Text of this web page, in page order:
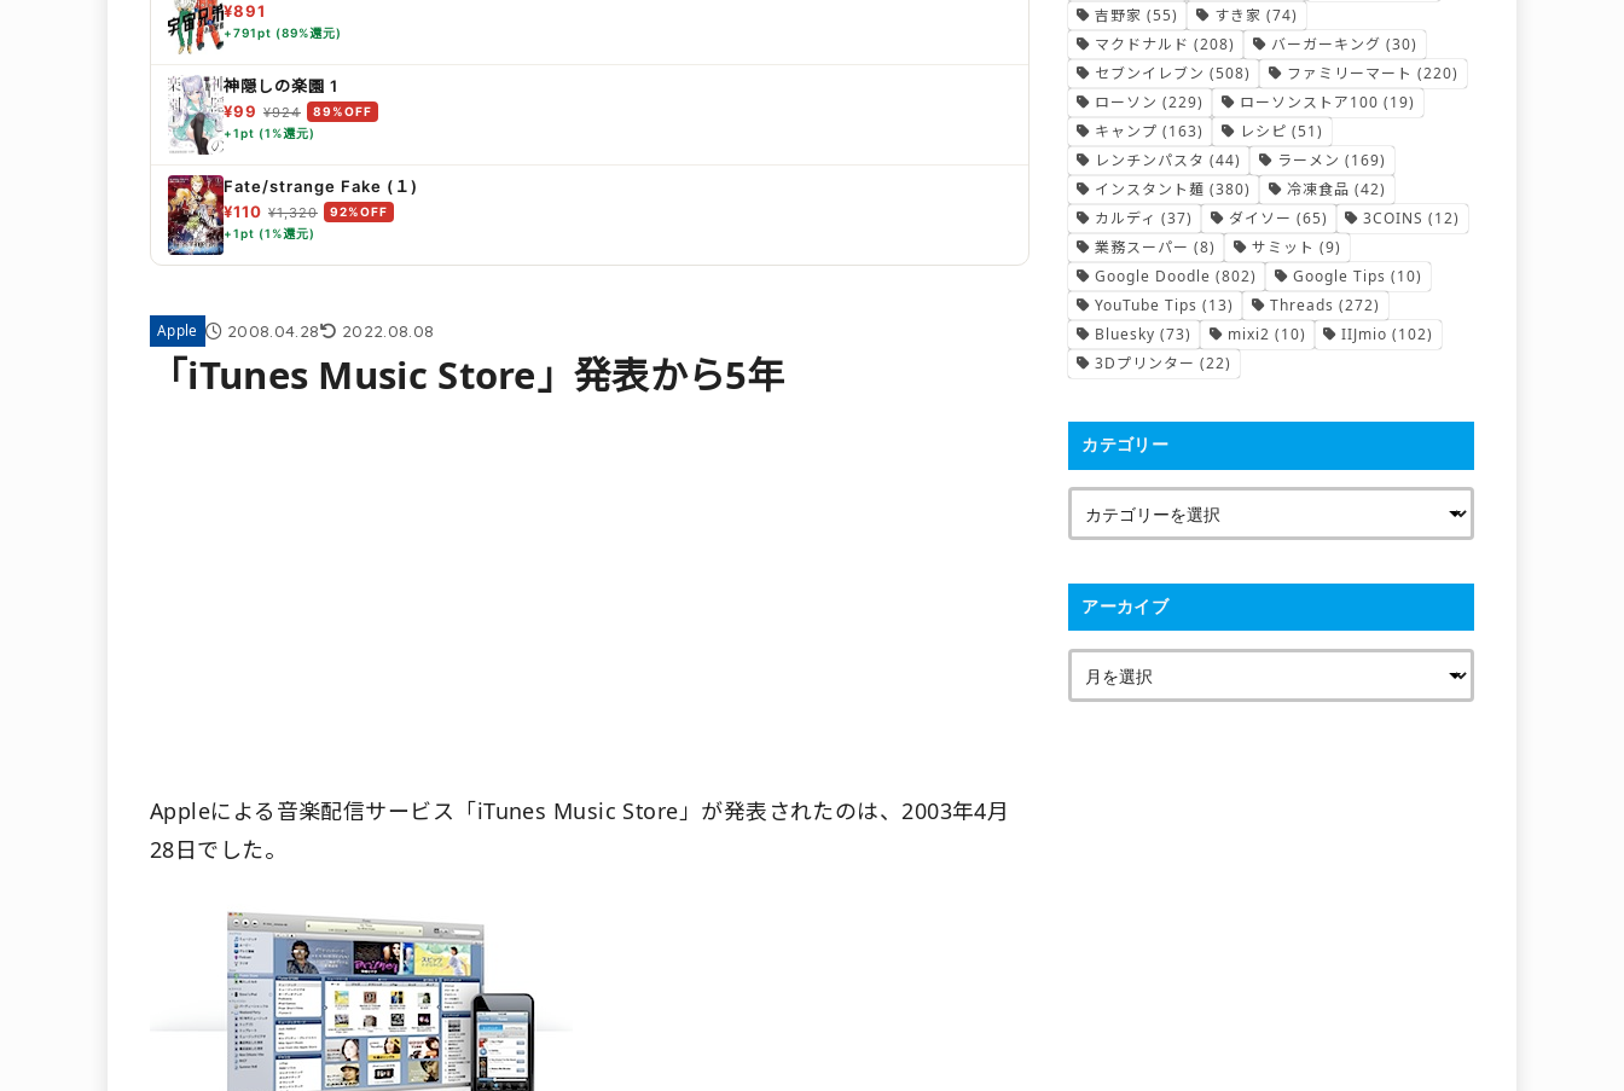
¥891
+791pt (89%還元)
神隠しの楽園 1
¥99 ¥924
89%OFF
+1pt (1%還元)
Fate/strange Fake (１)
¥110 ¥1,320
92%OFF
+1pt (1%還元)
Apple 2008.04.28 2022.08.08
「iTunes Music Store」発表から5年
Appleによる音楽配信サービス「iTunes Music Store」が発表されたのは、2003年4月
28日でした。
吉野家 (55) すき家 (74)
マクドナルド (208) バーガーキング (30)
セブンイレブン (508) ファミリーマート (220)
ローソン (229) ローソンストア100 (19)
キャンプ (163) レシピ (51)
レンチンパスタ (44) ラーメン (169)
インスタント麺 (380) 冷凍食品 (42)
カルディ (37) ダイソー (65) 3COINS (12)
業務スーパー (8) サミット (9)
Google Doodle (802) Google Tips (10)
YouTube Tips (13) Threads (272)
Bluesky (73) mixi2 (10) IIJmio (102)
3Dプリンター (22)
カテゴリー
アーカイブ